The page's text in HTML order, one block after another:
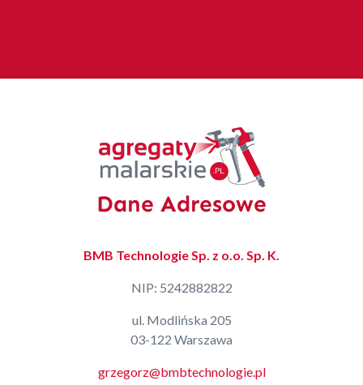
Dane Adresowe
BMB Technologie Sp. z o.o. Sp. K.
NIP: 5242882822
ul. Modlińska 205
03-122 Warszawa
grzegorz@bmbtechnologie.pl